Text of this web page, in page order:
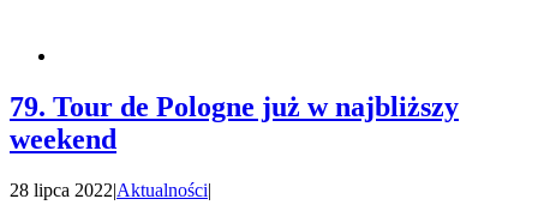
79. Tour de Pologne już w najbliższy
weekend
28 lipca 2022|Aktualności|